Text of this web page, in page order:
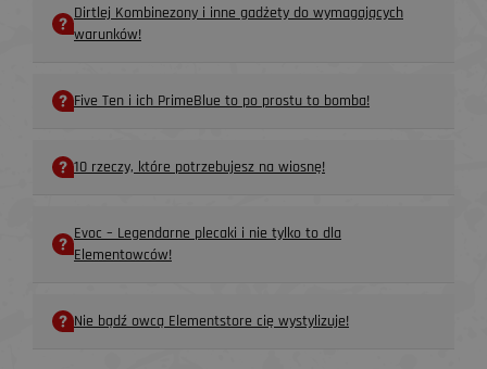
Dirtlej Kombinezony i inne gadżety do wymagających
warunków!
Five Ten i ich PrimeBlue to po prostu to bomba!
10 rzeczy, które potrzebujesz na wiosnę!
Evoc – Legendarne plecaki i nie tylko to dla
Elementowców!
Nie bądź owcą Elementstore cię wystylizuje!